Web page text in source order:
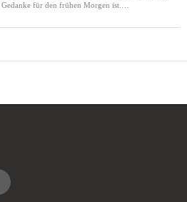
für den frühen Morgen ist.…